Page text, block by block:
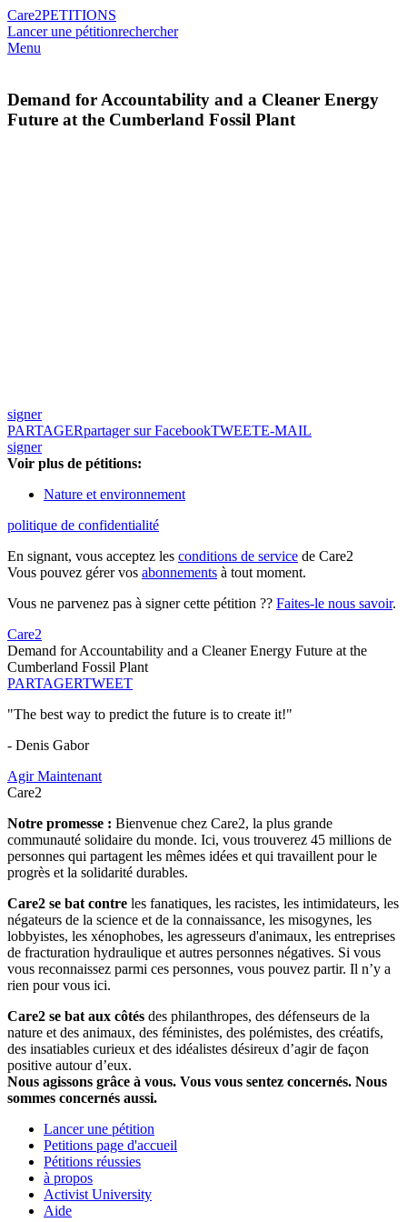
Care2PETITIONS
Lancer une pétitionrechercher
Menu
Demand for Accountability and a Cleaner Energy
Future at the Cumberland Fossil Plant
signer
PARTAGERpartager sur FacebookTWEETE-MAIL
signer
Voir plus de pétitions:
Nature et environnement
politique de confidentialité
En signant, vous acceptez les conditions de service de Care2
Vous pouvez gérer vos abonnements à tout moment.
Vous ne parvenez pas à signer cette pétition ?? Faites-le nous savoir.
Care2
Demand for Accountability and a Cleaner Energy Future at the
Cumberland Fossil Plant
PARTAGERTWEET
"The best way to predict the future is to create it!"
- Denis Gabor
Agir Maintenant
Care2
Notre promesse : Bienvenue chez Care2, la plus grande
communauté solidaire du monde. Ici, vous trouverez 45 millions de
personnes qui partagent les mêmes idées et qui travaillent pour le
progrès et la solidarité durables.
Care2 se bat contre les fanatiques, les racistes, les intimidateurs, les
négateurs de la science et de la connaissance, les misogynes, les
lobbyistes, les xénophobes, les agresseurs d'animaux, les entreprises
de fracturation hydraulique et autres personnes négatives. Si vous
vous reconnaissez parmi ces personnes, vous pouvez partir. Il n’y a
rien pour vous ici.
Care2 se bat aux côtés des philanthropes, des défenseurs de la
nature et des animaux, des féministes, des polémistes, des créatifs,
des insatiables curieux et des idéalistes désireux d’agir de façon
positive autour d’eux.
Nous agissons grâce à vous. Vous vous sentez concernés. Nous
sommes concernés aussi.
Lancer une pétition
Petitions page d'accueil
Pétitions réussies
à propos
Activist University
Aide